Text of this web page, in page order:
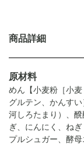
商品詳細
原材料
めん【小麦粉［小
グルテン、かんす
河しろたまり）、
ぎ、にんにく、ね
プルシュガー、酵母